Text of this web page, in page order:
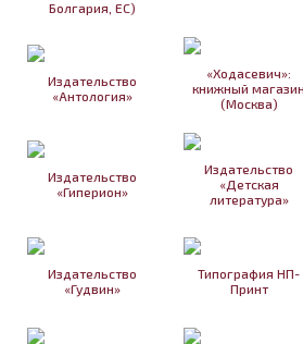
Болгария, ЕС)
Издательство
«Антология»
«Ходасевич»:
книжный
(Москва)
Издательство
«Гиперион»
Издательство
«Детская
литература»
Издательство
«Гудвин»
Типография НП-
Принт